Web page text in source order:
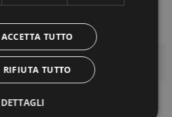
ACCETTA TUTTO
RIFIUTA TUTTO